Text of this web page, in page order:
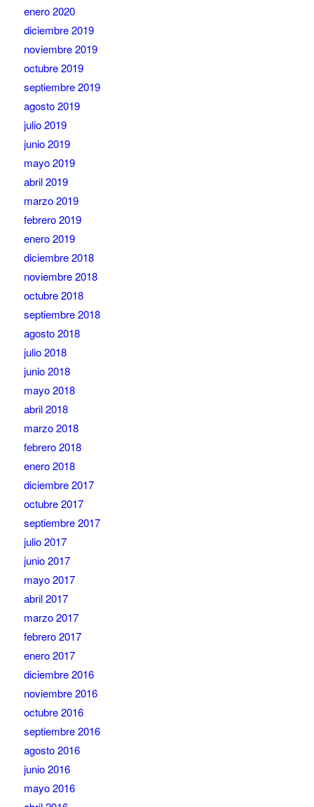
enero 2020
diciembre 2019
noviembre 2019
octubre 2019
septiembre 2019
agosto 2019
julio 2019
junio 2019
mayo 2019
abril 2019
marzo 2019
febrero 2019
enero 2019
diciembre 2018
noviembre 2018
octubre 2018
septiembre 2018
agosto 2018
julio 2018
junio 2018
mayo 2018
abril 2018
marzo 2018
febrero 2018
enero 2018
diciembre 2017
octubre 2017
septiembre 2017
julio 2017
junio 2017
mayo 2017
abril 2017
marzo 2017
febrero 2017
enero 2017
diciembre 2016
noviembre 2016
octubre 2016
septiembre 2016
agosto 2016
junio 2016
mayo 2016